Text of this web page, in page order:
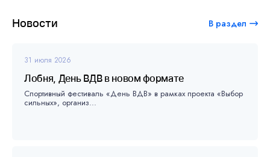
Новости В раздел
31 июля 2026
Лобня, День ВДВ в новом формате
Спортивный фестиваль «День ВДВ» в рамках проекта «Выбор
сильных», организ...